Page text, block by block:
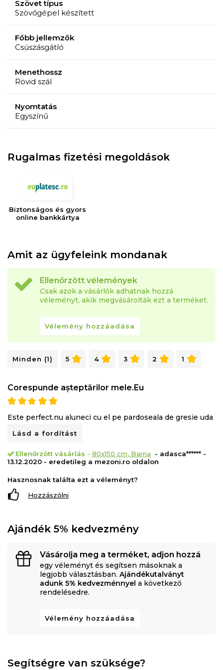
Kerülje továbbá a közvetlen napfénytől való tartós
Szakszerű tisztítás ajánlott.
Latex kompozícióból készült csúszásmentes hátlap.
Szövet típus
Szövőgépel készített
Főbb jellemzők
Csúszásgátló
Menethossz
Rövid szál
Nyomtatás
Egyszínű
Rugalmas fizetési megoldások
Biztonságos és gyors
online bankkártya
Amit az ügyfeleink mondanak
Ellenőrzött vélemények
Csak azok a vásárlók adhatnak hozzá
véleményt, akik megvásárolták ezt a terméket.
Vélemény hozzáadása
Minden (1) 5 4 3 2 1
Corespunde așteptărilor mele.Eu
Este perfect.nu aluneci cu el pe pardoseala de gresie uda
Lásd a fordítást
Ellenőrzött vásárlás - 80x150 cm, Barna
- adasca****** -
13.12.2020 - eredetileg a mezoni.ro oldalon
Hasznosnak találta ezt a véleményt?
Hozzászólni
Ajándék 5% kedvezmény
Vásárolja meg a terméket, adjon hozzá
egy véleményt és segítsen másoknak a
legjobb választásban. Ajándékutalványt
adunk 5% kedvezménnyel a következő
rendelésedre.
Vélemény hozzáadása
Segítségre van szüksége?